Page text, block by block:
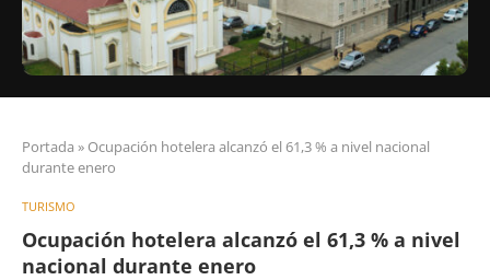
Portada » Ocupación hotelera alcanzó el 61,3 % a nivel nacional
durante enero
TURISMO
Ocupación hotelera alcanzó el 61,3 % a nivel
nacional durante enero